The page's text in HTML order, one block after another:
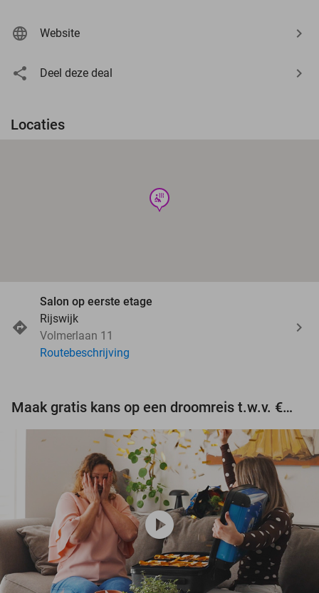
Website
Deel deze deal
Locaties
wellness
Salon op eerste etage
Rijswijk
Volmerlaan 11
Routebeschrijving
Maak gratis kans op een droomreis t.w.v. €3.000!
play_circle